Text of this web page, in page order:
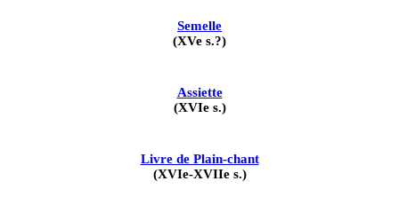
Semelle
(XVe s.?)
Assiette
(XVIe s.)
Livre de Plain-chant
(XVIe-XVIIe s.)